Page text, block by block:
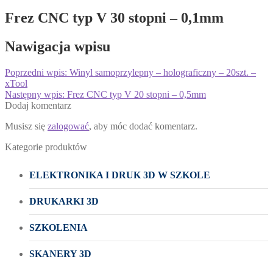
Frez CNC typ V 30 stopni – 0,1mm
Nawigacja wpisu
Poprzedni wpis: Winyl samoprzylepny – holograficzny – 20szt. –
xTool
Następny wpis: Frez CNC typ V 20 stopni – 0,5mm
Dodaj komentarz
Musisz się zalogować, aby móc dodać komentarz.
Kategorie produktów
ELEKTRONIKA I DRUK 3D W SZKOLE
DRUKARKI 3D
SZKOLENIA
SKANERY 3D